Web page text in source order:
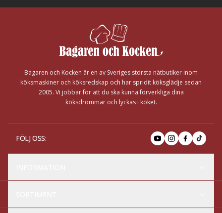
Bagaren och Kocken är en av Sveriges största nätbutiker inom
köksmaskiner och köksredskap och har spridit köksglädje sedan
2005. Vi jobbar för att du ska kunna förverkliga dina
köksdrömmar och lyckas i köket.
FÖLJ OSS: